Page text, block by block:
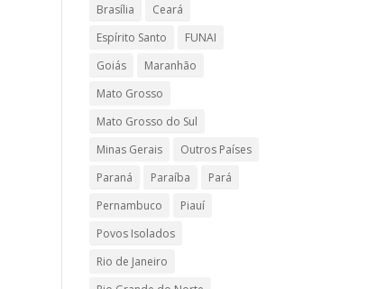
Brasília
Ceará
Espírito Santo
FUNAI
Goiás
Maranhão
Mato Grosso
Mato Grosso do Sul
Minas Gerais
Outros Países
Paraná
Paraíba
Pará
Pernambuco
Piauí
Povos Isolados
Rio de Janeiro